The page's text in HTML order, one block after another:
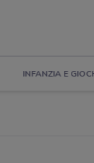
INFANZIA E